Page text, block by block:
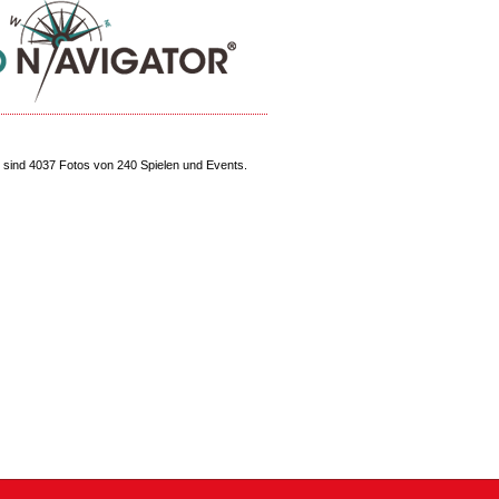
sind 4037 Fotos von 240 Spielen und Events.